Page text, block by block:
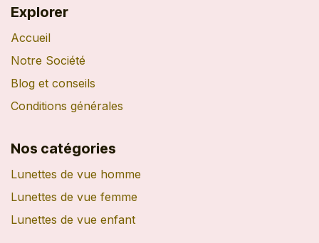
Explorer
Accueil
Notre Société
Blog et conseils
Conditions générales
Nos catégories
Lunettes de vue homme
Lunettes de vue femme
Lunettes de vue enfant